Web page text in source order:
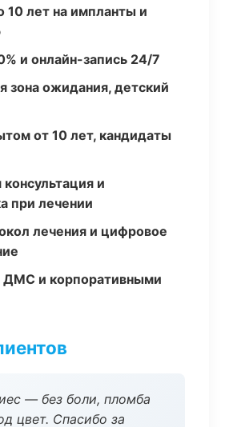
10 лет на импланты и
и онлайн-запись 24/7
зона ожидания, детский
от 10 лет, кандидаты
консультация и
при лечении
лечения и цифровое
ДМС и корпоративными
— без боли, пломба
цвет. Спасибо за